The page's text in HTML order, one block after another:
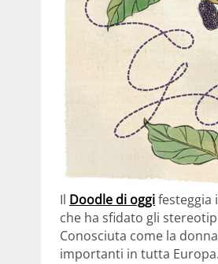
Il Doodle di oggifesteggia
che ha sfidato gli
Conosciuta come la
importanti in tutta Europa.